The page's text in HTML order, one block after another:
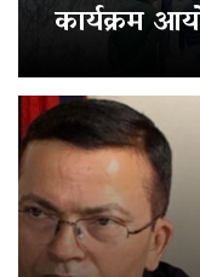
कार्यक्रम